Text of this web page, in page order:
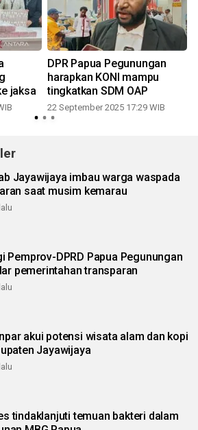
jaksa
DPR Papua Pegunungan
harapkan KONI mampu
tingkatkan SDM OAP
22 September 2025 17:29 WIB
Jayawijaya imbau warga waspada
saat musim kemarau
Pemprov-DPRD Papua Pegunungan
pemerintahan transparan
akui potensi wisata alam dan kopi
Jayawijaya
tindaklanjuti temuan bakteri dalam